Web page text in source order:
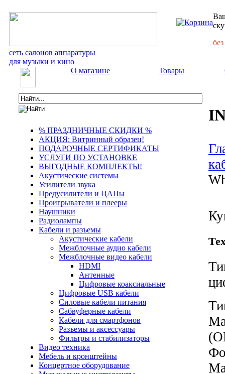
сеть салонов аппаратуры
для музыки и кино
О магазине Товары
% ПРАЗДНИЧНЫЕ СКИДКИ %
АКЦИЯ: Витринный образец!
ПОДАРОЧНЫЕ СЕРТИФИКАТЫ
УСЛУГИ ПО УСТАНОВКЕ
ВЫГОДНЫЕ КОМПЛЕКТЫ!
Акустические системы
Усилители звука
Предусилители и ЦАПы
Проигрыватели и плееры
Наушники
Радиолампы
Кабели и разъемы
Акустические кабели
Межблочные аудио кабели
Межблочные видео кабели
HDMI
Антенные
Цифровые коаксиальные
Цифровые USB кабели
Силовые кабели питания
Сабвуферные кабели
Кабели для смартфонов
Разъемы и аксессуары
Фильтры и стабилизаторы
Видео техника
Мебель и кронштейны
Концертное оборудование